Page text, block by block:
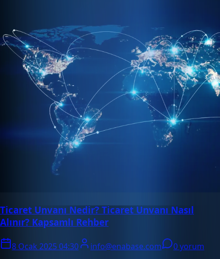
Ticaret Unvanı Nedir? Ticaret Unvanı Nasıl
Alınır? Kapsamlı Rehber
8 Ocak 2025 04:30 info@enabase.com
0 yorum